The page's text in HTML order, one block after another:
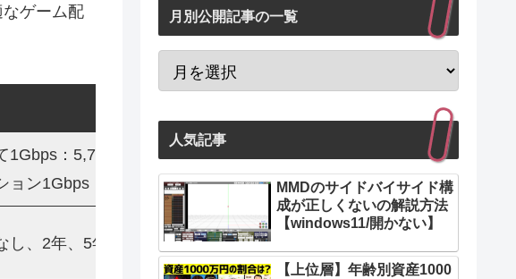
ゲーム配
1Gbps：5,720円、戸建て10Gbps：6,380円
ョン1Gbps：4,180円、マンション10Gbps：6,380円
戸建て
マンショ
し、2年、5年から選べる
月別公開記事の一覧
人気記事
MMDのサイドバイサイド構
成が正しくないの解説方法
【windows11/開かない】
【上位層】年齢別資産1000